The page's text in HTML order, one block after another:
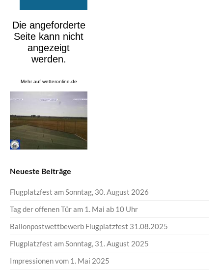
Mehr auf wetteronline.de
Neueste Beiträge
Flugplatzfest am Sonntag, 30. August 2026
Tag der offenen Tür am 1. Mai ab 10 Uhr
Ballonpostwettbewerb Flugplatzfest 31.08.2025
Flugplatzfest am Sonntag, 31. August 2025
Impressionen vom 1. Mai 2025